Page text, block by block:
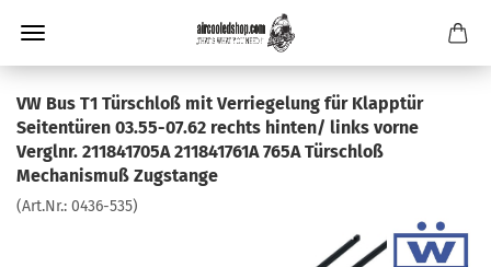
VW Bus T1 Türschloß mit Verriegelung für Klapptür
Seitentüren 03.55-07.62 rechts hinten/ links vorne
Verglnr. 211841705A 211841761A 765A Türschloß
Mechanismuß Zugstange
(Art.Nr.: 0436-535)